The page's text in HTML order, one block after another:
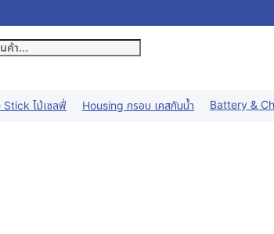
Stick ไม้เซลฟี่ Housing กรอบ เคสกันน้ำ Battery &